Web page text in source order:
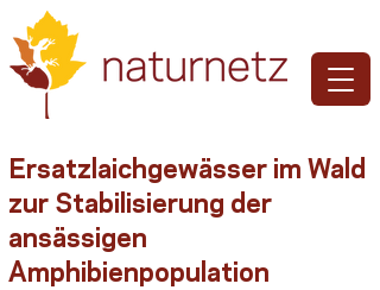
Ersatzlaichgewässer im Wald
zur Stabilisierung der
ansässigen
Amphibienpopulation